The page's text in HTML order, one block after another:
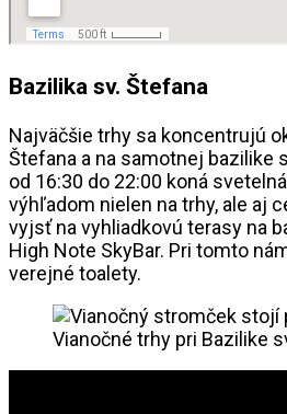
Bazilika sv. Štefana
Najväčšie trhy sa koncentrujú
Štefana a na samotnej bazilike
od 16:30 do 22:00 koná
výhľadom nielen na trhy, ale aj
vyjsť na vyhliadkovú terasy na
High Note SkyBar. Pri tomto
verejné toalety.
Vianočné trhy pri Bazilike